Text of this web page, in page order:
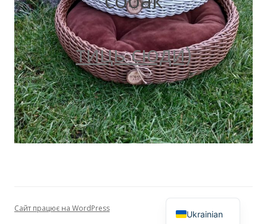
тиць сюди)
Сайт працює на WordPress
Ukrainian